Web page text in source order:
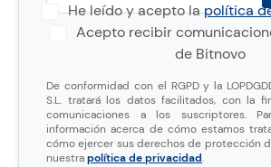
He leído y acepto lapolítica
Acepto recibir
de Bitnovo
De conformidad con el RGPD y la
S.L. tratará los datos facilitados, con la
comunicaciones a los suscriptores.
información acerca de cómo estamos
cómo ejercer sus derechos de protección
nuestrapolítica de privacidad.